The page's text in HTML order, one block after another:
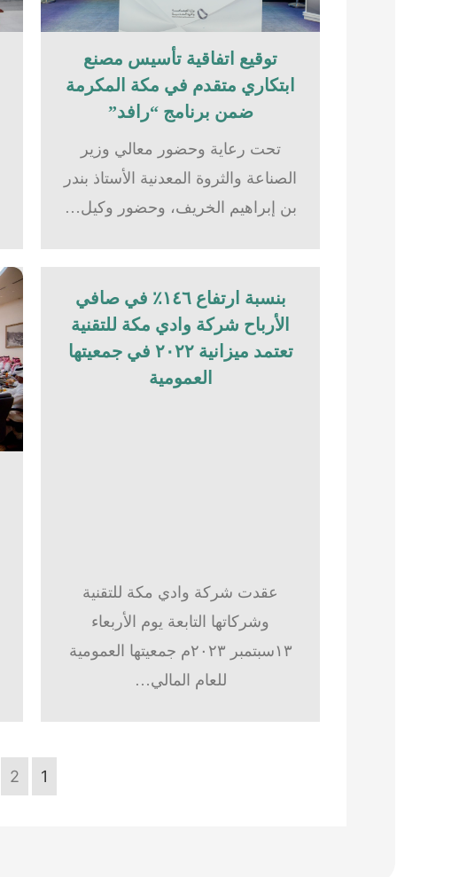
توقيع اتفاقية تأسيس مصنع
ابتكاري متقدم في مكة المكرمة
ضمن برنامج “رافد”
تحت رعاية وحضور معالي وزير
الصناعة والثروة المعدنية الأستاذ بندر
بن إبراهيم الخريف، وحضور وكيل…
بنسبة ارتفاع ١٤٦٪؜ في صافي
الأرباح شركة وادي مكة للتقنية
تعتمد ميزانية ٢٠٢٢ في جمعيتها
العمومية
عقدت شركة وادي مكة للتقنية
وشركاتها التابعة يوم الأربعاء
١٣سبتمبر ٢٠٢٣م جمعيتها العمومية
للعام المالي…
1
2